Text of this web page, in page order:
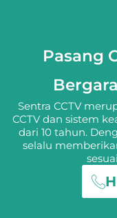
Pasang
Sentra CCTV
CCTV dan sistem
dari 10 tahun.
selalu